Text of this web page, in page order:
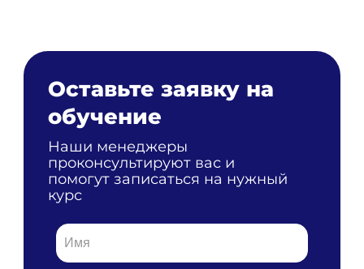
Оставьте заявку на
обучение
Наши менеджеры
проконсультируют вас и
помогут записаться на нужный
курс